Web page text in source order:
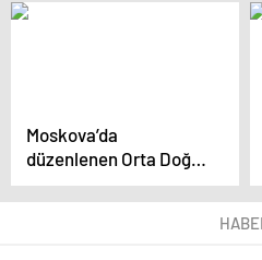
engellemeye çalıştı
Moskova’da
düzenlenen Orta Doğu
Konferansı’nda Filistin
sorunu ele alındı